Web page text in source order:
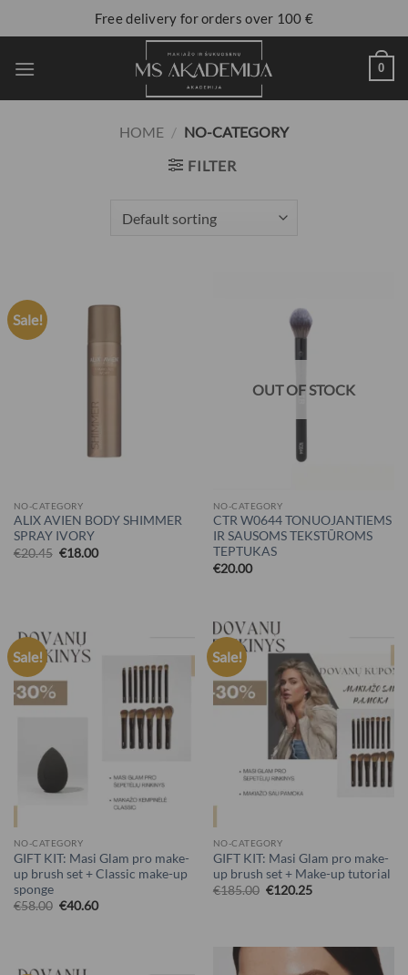
Free delivery for orders over 100 €
0
HOME / NO-CATEGORY
FILTER
Sale!
NO-CATEGORY
ALIX AVIEN BODY SHIMMER
SPRAY IVORY
€20.45 €18.00
OUT OF STOCK
NO-CATEGORY
CTR W0644 TONUOJANTIEMS
IR SAUSOMS TEKSTŪROMS
TEPTUKAS
€20.00
Sale!
NO-CATEGORY
GIFT KIT: Masi Glam pro make-
up brush set + Classic make-up
sponge
€58.00 €40.60
Sale!
NO-CATEGORY
GIFT KIT: Masi Glam pro make-
up brush set + Make-up tutorial
€185.00 €120.25